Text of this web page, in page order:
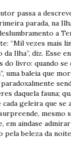
passa a
parada, na
a
“Mil vezes mais
Ilha”, diz. Esse
livro: quando se
uma baleia que
daquela fauna;
geleira que se
mesmo
em aindase
pela beleza da